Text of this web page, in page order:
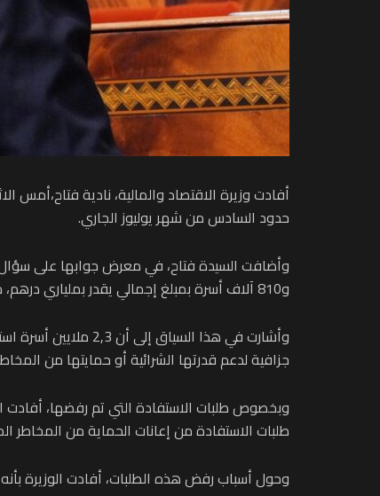
حدود السادس من شهر يوليوز الجاري.
و810 آلاف أسرة بمبلغ إجمالي يقدر بملياري درهم، مشيرة إلى أن معدل قبول الطلبات بلغ 82 في المائة.
جزافية لدعم قدرتها الشرائية أو حمايتها من
طلبات الاستفادة من إعانات الحماية من المخاطر
وحول أسباب رفض هذه الطلبات، أفادت الوزيرة بأنه تم رفض 14 ألفا و600 طلب لأنها تهم أجراء أو متقاعدين، فيما يستفيد ألفا (2000) شخص آخرين